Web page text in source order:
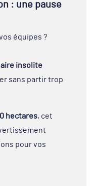
: une pause
équipes ?
insolite
sans partir trop
hectares, cet
pour vos